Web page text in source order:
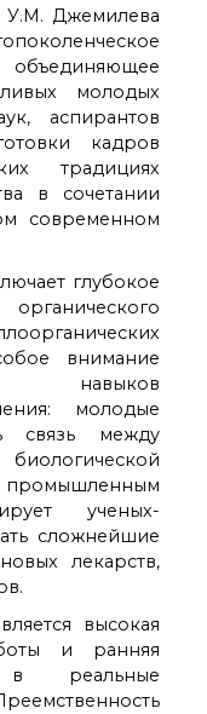
У.М. Джемилева
объединяющее
молодых
аспирантов
кадров
традициях
в сочетании
современном
глубокое
внимание
навыков
молодые
связь между
ученых-
сложнейшие
лекарств,
высокая
и ранняя
в реальные